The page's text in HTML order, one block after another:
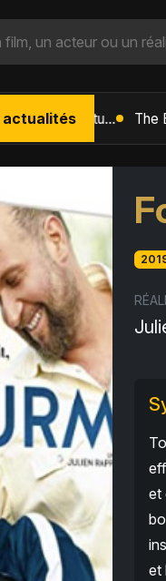
actualités L'Âge de Glace : Le Réveil du Volcan – Manny, Sid et Diego de retour pour une aventure explosive
et
et